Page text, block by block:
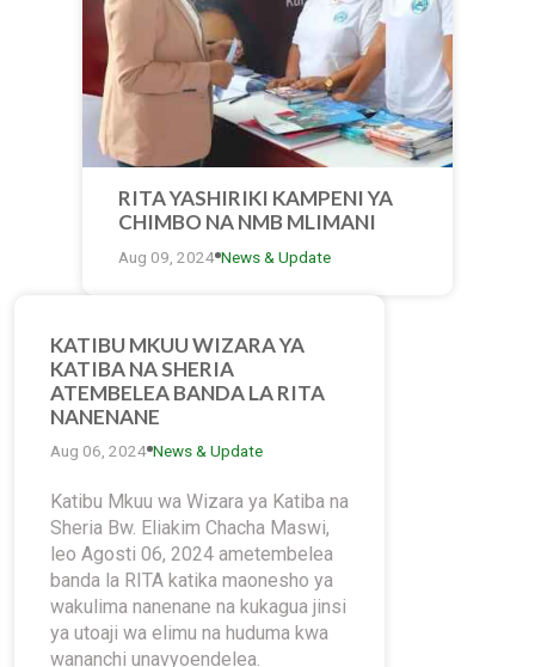
RITA YASHIRIKI KAMPENI YA
CHIMBO NA NMB MLIMANI
Aug 09, 2024 News & Update
KATIBU MKUU WIZARA YA
KATIBA NA SHERIA
ATEMBELEA BANDA LA RITA
NANENANE
Aug 06, 2024 News & Update
Katibu Mkuu wa Wizara ya Katiba na
Sheria Bw. Eliakim Chacha Maswi,
leo Agosti 06, 2024 ametembelea
banda la RITA katika maonesho ya
wakulima nanenane na kukagua jinsi
ya utoaji wa elimu na huduma kwa
wananchi unavyoendelea.